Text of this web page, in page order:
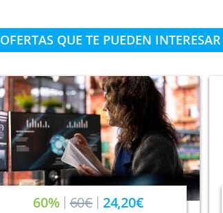
QUE TE PUEDEN INTERESAR
60% 60€ 24,20€